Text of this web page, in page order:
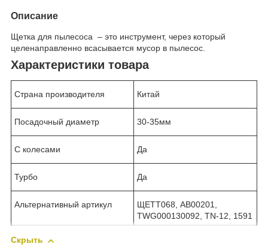
Описание
Щетка для пылесоса – это инструмент, через который
целенаправленно всасывается мусор в пылесос.
Характеристики товара
Страна производителя Китай
Посадочный диаметр 30-35мм
С колесами Да
Турбо Да
Альтернативный артикул
ЩЕТТ068, AB00201,
TWG000130092, TN-12, 1591
Скрыть